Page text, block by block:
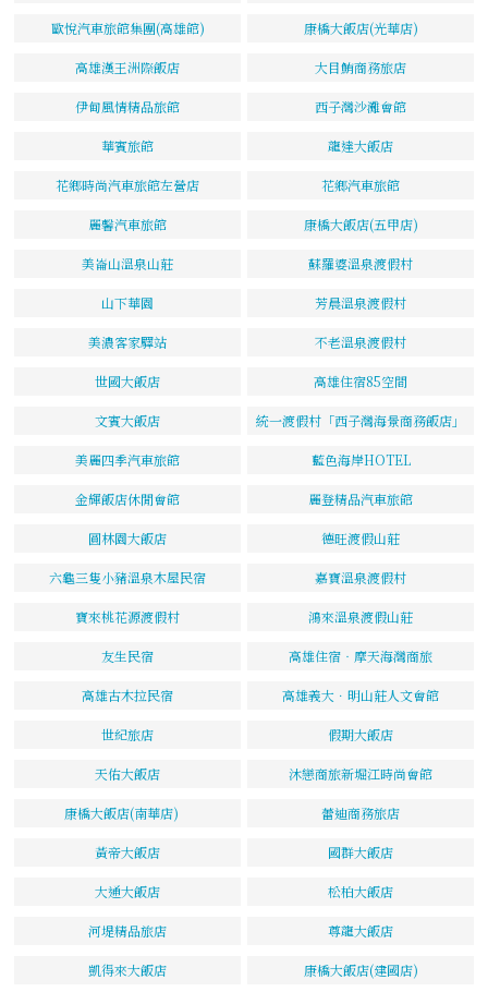
歐悅汽車旅館集團(高雄館) 康橋大飯店(光華店)
高雄漢王洲際飯店 大目鮪商務旅店
伊甸風情精品旅館 西子灣沙灘會館
華賓旅館 龍達大飯店
花鄉時尚汽車旅館左營店 花鄉汽車旅館
麗馨汽車旅館 康橋大飯店(五甲店)
美崙山溫泉山莊 蘇羅婆溫泉渡假村
山下華園 芳晨溫泉渡假村
美濃客家驛站 不老溫泉渡假村
世國大飯店 高雄住宿85空間
文賓大飯店 統一渡假村「西子灣海景商務飯店」
美麗四季汽車旅館 藍色海岸HOTEL
金輝飯店休閒會館 麗登精品汽車旅館
圓林園大飯店 德旺渡假山莊
六龜三隻小豬溫泉木屋民宿 嘉寶溫泉渡假村
寶來桃花源渡假村 鴻來溫泉渡假山莊
友生民宿 高雄住宿‧摩天海灣商旅
高雄古木拉民宿 高雄義大．明山莊人文會館
世紀旅店 假期大飯店
天佑大飯店 沐戀商旅新堀江時尚會館
康橋大飯店(南華店) 蕾迪商務旅店
黃帝大飯店 國群大飯店
大通大飯店 松柏大飯店
河堤精品旅店 尊龍大飯店
凱得來大飯店 康橋大飯店(建國店)